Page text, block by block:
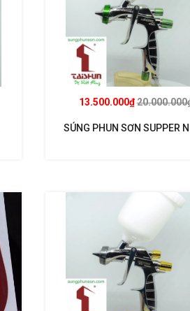
13.500.000₫
SÚNG PHUN SƠN SUPPER